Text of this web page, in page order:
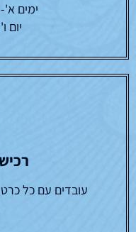
ימים א'-ה' :
יום ו' : 9:00 -